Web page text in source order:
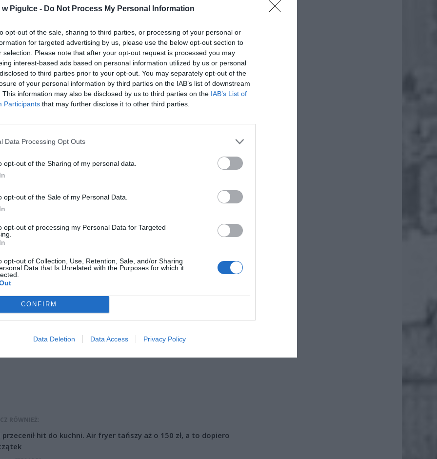
Pigułce - Do Not Process My Personal Information
opt-out of the sale, sharing to third parties, or processing of your personal or
for targeted advertising by us, please use the below opt-out section to
selection. Please note that after your opt-out request is processed you may
interest-based ads based on personal information utilized by us or personal
to third parties prior to your opt-out. You may separately opt-out of the
of your personal information by third parties on the IAB’s list of downstream
This information may also be disclosed by us to third parties on the IAB’s List of
Participants that may further disclose it to other third parties.
Data Processing Opt Outs
opt-out of the Sharing of my personal data.
opt-out of the Sale of my Personal Data.
opt-out of processing my Personal Data for Targeted
opt-out of Collection, Use, Retention, Sale, and/or Sharing
Data that Is Unrelated with the Purposes for which it
CONFIRM
Data Deletion Data Access Privacy Policy
zamieszczonych na Interia.pl wynika, że zmiany obejmują również
tylko Konto dla Młodych, co skutkuje usunięciem PKO Konto Pierwsze z
RÓWNIEŻ:
przecenił hit do kuchni. Air fryer tańszy aż o 150 zł, a to dopiero